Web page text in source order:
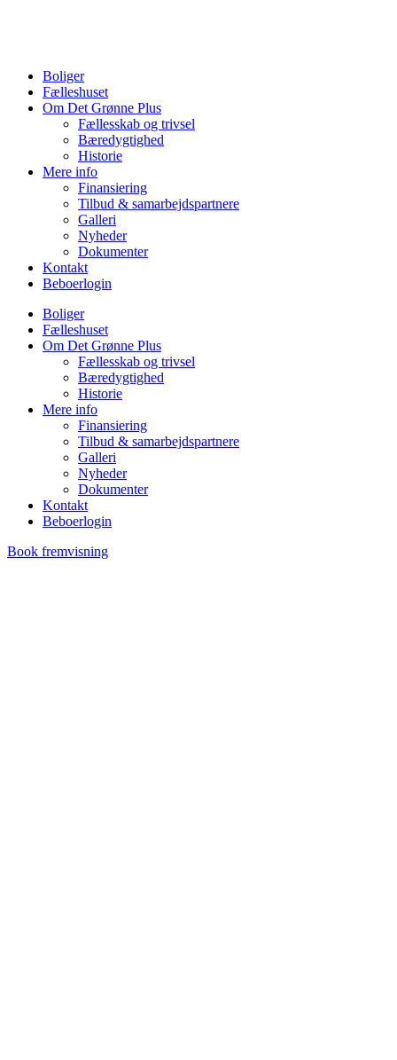
Boliger
Fælleshuset
Om Det Grønne Plus
Fællesskab og trivsel
Bæredygtighed
Historie
Mere info
Finansiering
Tilbud & samarbejdspartnere
Galleri
Nyheder
Dokumenter
Kontakt
Beboerlogin
Boliger
Fælleshuset
Om Det Grønne Plus
Fællesskab og trivsel
Bæredygtighed
Historie
Mere info
Finansiering
Tilbud & samarbejdspartnere
Galleri
Nyheder
Dokumenter
Kontakt
Beboerlogin
Book fremvisning